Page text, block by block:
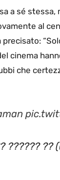
a sé
al
precisato:
cinema
che
??????